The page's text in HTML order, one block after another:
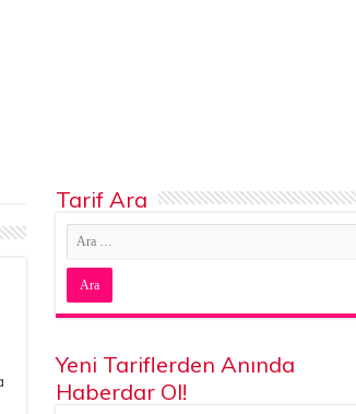
Tarif Ara
Yeni Tariflerden Anında
Haberdar Ol!